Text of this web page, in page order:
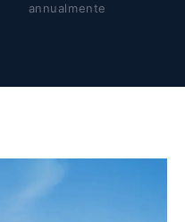
annualmente